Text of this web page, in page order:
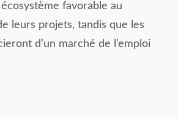
favorable au
leurs projets, tandis que les
d’un marché de l’emploi